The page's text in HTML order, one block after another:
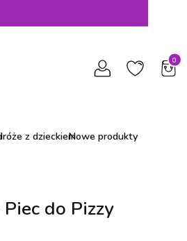
z dzieckiemNowe produkty
do Pizzy